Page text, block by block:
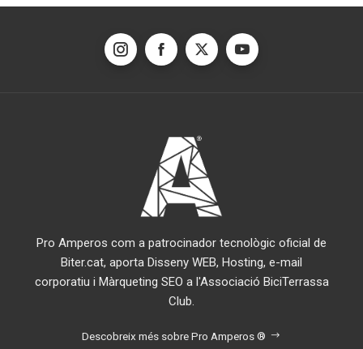
Pro Amperos com a patrocinador tecnològic oficial de
Biter.cat, aporta Disseny WEB, Hosting, e-mail
corporatiu i Màrqueting SEO a l'Associació BiciTerrassa
Club.
Descobreix més sobre Pro Amperos ®